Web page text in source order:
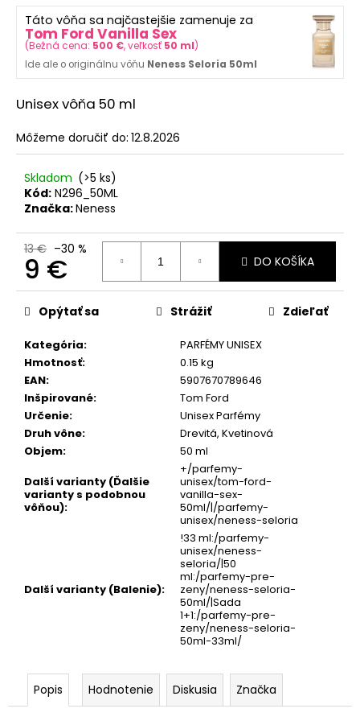
z
hviezdičiek.
Táto vôňa sa najčastejšie zamenuje za
Tom Ford Vanilla Sex
(Bežná cena: 500 €, veľkosť 50 ml)
Ide ale o originálnu vôňu Neness Seloria 50ml
Unisex vôňa 50 ml
Môžeme doručiť do: 12.8.2026
Skladom (>5 ks)
Kód: N296_50ML
Značka:Neness
13 € –30 %
9 €
Jednotková
cena:
DO KOŠÍKA
Kategória:
PARFÉMY UNISEX
Hmotnosť:
0.15 kg
EAN:
5907670789646
Inšpirované:
Tom Ford
Určenie:
Unisex Parfémy
Druh vône:
Drevitá, Kvetinová
Objem:
50 ml
Další varianty (Ďalšie
varianty s podobnou
vôňou):
+/parfemy-
unisex/tom-ford-
vanilla-sex-
50ml/|/parfemy-
unisex/neness-seloria
Další varianty (Balenie):
!33 ml:/parfemy-
unisex/neness-
seloria/|50
ml:/parfemy-pre-
zeny/neness-seloria-
50ml/|Sada
1+1:/parfemy-pre-
zeny/neness-seloria-
50ml-33ml/
Opýtať sa Strážiť Zdieľať
Popis Hodnotenie Diskusia Značka
a
m
SOL
VERANO
SWEET
APPLE
BODY
MIST
9,50
Pôvodne:
12
€